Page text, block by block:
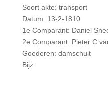
Soort akte: transport
Datum: 13-2-1810
1e Comparant: Daniel
2e Comparant: Pieter C
Goederen: damschuit
Bijz: